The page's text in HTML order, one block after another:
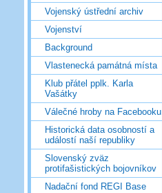
Vojenský ústřední archiv
Vojenství
Background
Vlastenecká památná místa
Klub přátel pplk. Karla
Vašátky
Válečné hroby na Facebooku
Historická data osobností a
událostí naší republiky
Slovenský zväz
protifašistických bojovníkov
Nadační fond REGI Base